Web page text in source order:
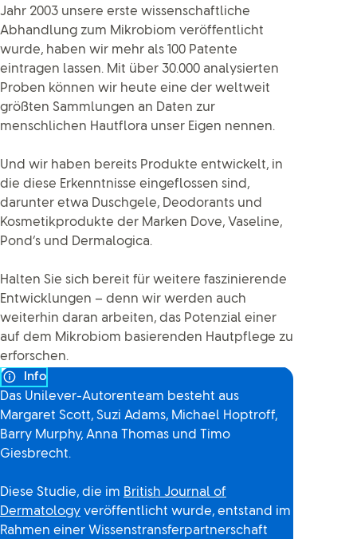
Jahr 2003 unsere erste wissenschaftliche
Abhandlung zum Mikrobiom veröffentlicht
wurde, haben wir mehr als 100 Patente
eintragen lassen. Mit über 30.000 analysierten
Proben können wir heute eine der weltweit
größten Sammlungen an Daten zur
menschlichen Hautflora unser Eigen nennen.
Und wir haben bereits Produkte entwickelt, in
die diese Erkenntnisse eingeflossen sind,
darunter etwa Duschgele, Deodorants und
Kosmetikprodukte der Marken Dove, Vaseline,
Pond‘s und Dermalogica.
Halten Sie sich bereit für weitere faszinierende
Entwicklungen – denn wir werden auch
weiterhin daran arbeiten, das Potenzial einer
auf dem Mikrobiom basierenden Hautpflege zu
erforschen.
Info
Das Unilever-Autorenteam besteht aus
Margaret Scott, Suzi Adams, Michael Hoptroff,
Barry Murphy, Anna Thomas und Timo
Giesbrecht.
Diese Studie, die im British Journal of
Dermatology veröffentlicht wurde, entstand im
Rahmen einer Wissenstransferpartnerschaft